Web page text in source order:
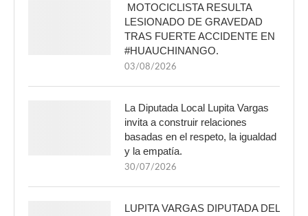
MOTOCICLISTA RESULTA
LESIONADO DE GRAVEDAD
TRAS FUERTE ACCIDENTE EN
#HUAUCHINANGO.
03/08/2026
La Diputada Local Lupita Vargas
invita a construir relaciones
basadas en el respeto, la igualdad
y la empatía.
30/07/2026
LUPITA VARGAS DIPUTADA DEL